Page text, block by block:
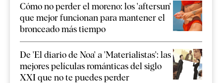
Cómo no perder el moreno: los 'aftersun'
que mejor funcionan para mantener el
bronceado más tiempo
De 'El diario de Noa' a 'Materialistas': las
mejores películas románticas del siglo
XXI que no te puedes perder